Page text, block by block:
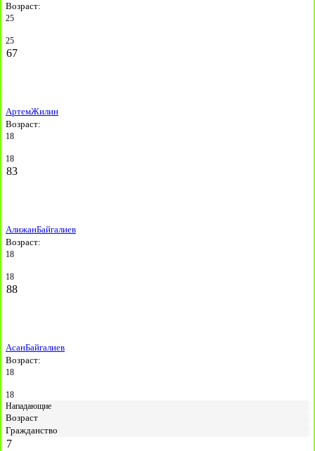
Возраст:
25
25
67
АртемЖилин
Возраст:
18
18
83
АлижанБайгалиев
Возраст:
18
18
88
АсанБайгалиев
Возраст:
18
18
Нападающие
Возраст
Гражданство
7